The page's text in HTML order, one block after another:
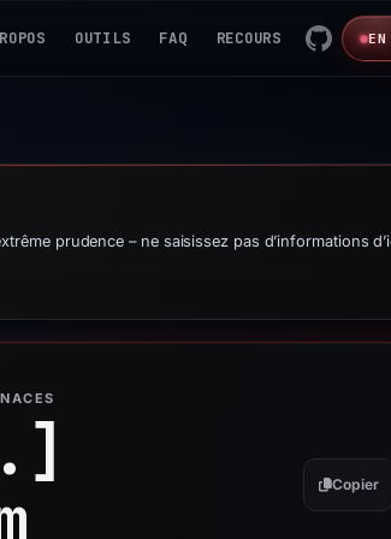
OUTILS FAQ RECOURS
prudence – ne saisissez pas d’informations
Copier